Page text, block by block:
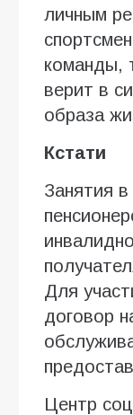
личным
команды,
верит в
образа
Кстати
Занятия
Для
договор
Центр